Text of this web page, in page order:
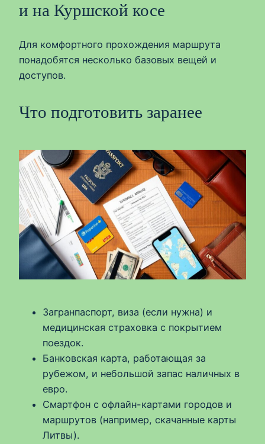
и на Куршской косе
Для комфортного прохождения маршрута
понадобятся несколько базовых вещей и
доступов.
Что подготовить заранее
Загранпаспорт, виза (если нужна) и
медицинская страховка с покрытием
поездок.
Банковская карта, работающая за
рубежом, и небольшой запас наличных в
евро.
Смартфон с офлайн-картами городов и
маршрутов (например, скачанные карты
Литвы).